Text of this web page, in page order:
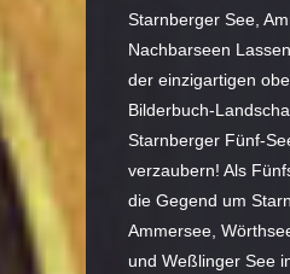
Starnberger See,
Nachbarseen
der einzigartigen
Bilderbuch-
Starnberger Fünf-
verzaubern! Als
die Gegend um
Ammersee,
und Weßlinger See